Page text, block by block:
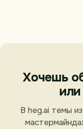
Хочешь
В heg.ai темы